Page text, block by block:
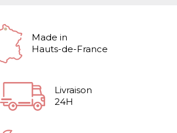
Made in
Hauts-de-France
Livraison
24H